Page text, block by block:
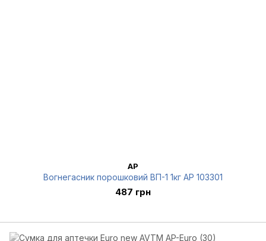
AP
Вогнегасник порошковий ВП-1 1кг AP 103301
487 грн